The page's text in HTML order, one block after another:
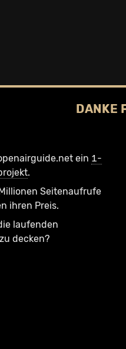
DANKE
ein 1-
.
Seiten­aufrufe
ihren Preis.
laufenden
decken?